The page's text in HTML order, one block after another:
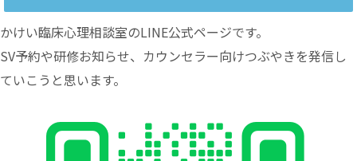
かけい臨床心理相談室のLINE公式ページです。
SV予約や研修お知らせ、カウンセラー向けつぶやきを発信し
ていこうと思います。